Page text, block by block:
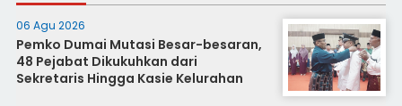
06 Agu 2026
Pemko Dumai Mutasi Besar-besaran,
48 Pejabat Dikukuhkan dari
Sekretaris Hingga Kasie Kelurahan